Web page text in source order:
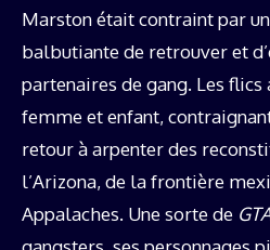
Marston était contraint par
balbutiante de retrouver et
partenaires de gang. Les
femme et enfant,
retour à arpenter des
l’Arizona, de la frontière
Appalaches. Une sorte de